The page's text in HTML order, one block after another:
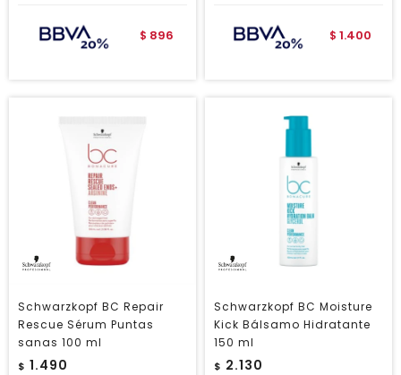
$ 896 $ 1.400
Schwarzkopf BC Repair
Rescue Sérum Puntas
sanas 100 ml
$ 1.490
Schwarzkopf BC Moisture
Kick Bálsamo Hidratante
150 ml
$ 2.130